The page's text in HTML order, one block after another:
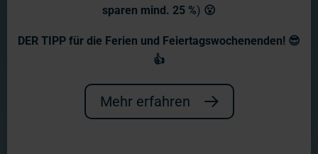
Brandstiftern.
Die besorgniserregende
Bestandsaufnahme zeigt: Mehrmals
pro Stunde geht das Schloss in
sparen mind. 25 %) 😮
DER TIPP für die Ferien und Feiertagswochenenden! 😎
👍
Mehr erfahren